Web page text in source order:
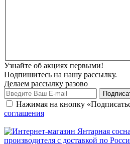
Узнайте об акциях первыми!
Подпишитесь на нашу рассылку.
Делаем рассылку разово
Нажимая на кнопку
соглашения